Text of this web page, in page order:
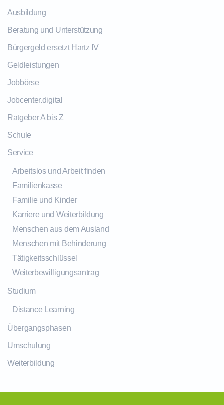
Ausbildung
Beratung und Unterstützung
Bürgergeld ersetzt Hartz IV
Geldleistungen
Jobbörse
Jobcenter.digital
Ratgeber A bis Z
Schule
Service
Arbeitslos und Arbeit finden
Familienkasse
Familie und Kinder
Karriere und Weiterbildung
Menschen aus dem Ausland
Menschen mit Behinderung
Tätigkeitsschlüssel
Weiterbewilligungsantrag
Studium
Distance Learning
Übergangsphasen
Umschulung
Weiterbildung